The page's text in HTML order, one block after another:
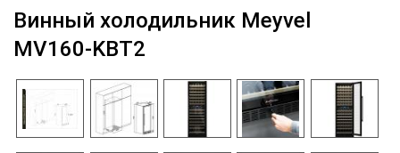
Винный холодильник Meyvel
MV160-KBT2